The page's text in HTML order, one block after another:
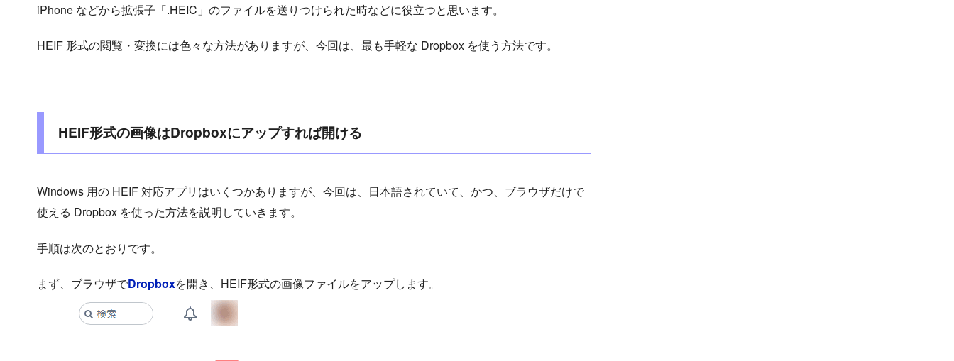
iPhone などから拡張子「.HEIC」のファイルを送りつけられた時などに役立つと思います。
HEIF 形式の閲覧・変換には色々な方法がありますが、今回は、最も手軽な Dropbox を使う方法です。
HEIF形式の画像はDropboxにアップすれば開ける
Windows 用の HEIF 対応アプリはいくつかありますが、今回は、日本語されていて、かつ、ブラウザだけで
使える Dropbox を使った方法を説明していきます。
手順は次のとおりです。
まず、ブラウザでDropboxを開き、HEIF形式の画像ファイルをアップします。